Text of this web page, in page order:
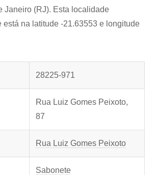
Janeiro (RJ). Esta localidade
está na latitude -21.63553 e longitude
28225-971
Rua Luiz Gomes Peixoto,
87
Rua Luiz Gomes Peixoto
Sabonete